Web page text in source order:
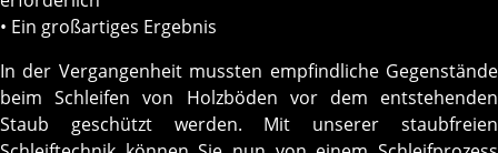
• Ein großartiges Ergebnis
In der Vergangenheit mussten empfindliche Gegenstände
beim Schleifen von Holzböden vor dem entstehenden
Staub geschützt werden. Mit unserer staubfreien